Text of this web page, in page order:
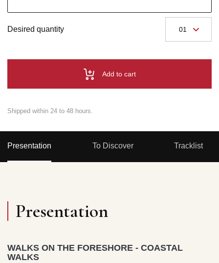
Desired quantity
Add to cart
Shipped within 24 to 48 hours.
Presentation To Discover Tracklist
Presentation
WALKS ON THE FORESHORE - COASTAL
WALKS